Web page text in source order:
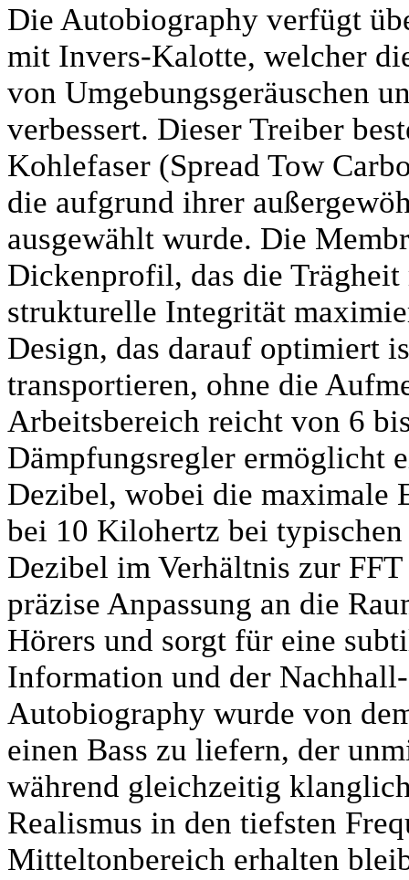
Die Autobiography verfügt
mit Invers-Kalotte, welcher
von Umgebungsgeräuschen
verbessert. Dieser Treiber
Kohlefaser (Spread Tow
die aufgrund ihrer
ausgewählt wurde. Die
Dickenprofil, das die
strukturelle Integrität
Design, das darauf optimiert
transportieren, ohne die
Arbeitsbereich reicht von 6
Dämpfungsregler ermöglicht
Dezibel, wobei die maximale
bei 10 Kilohertz bei
Dezibel im Verhältnis zur
präzise Anpassung an die
Hörers und sorgt für eine
Information und der
Autobiography wurde von
einen Bass zu liefern, der
während gleichzeitig
Realismus in den tiefsten
Mitteltonbereich erhalten